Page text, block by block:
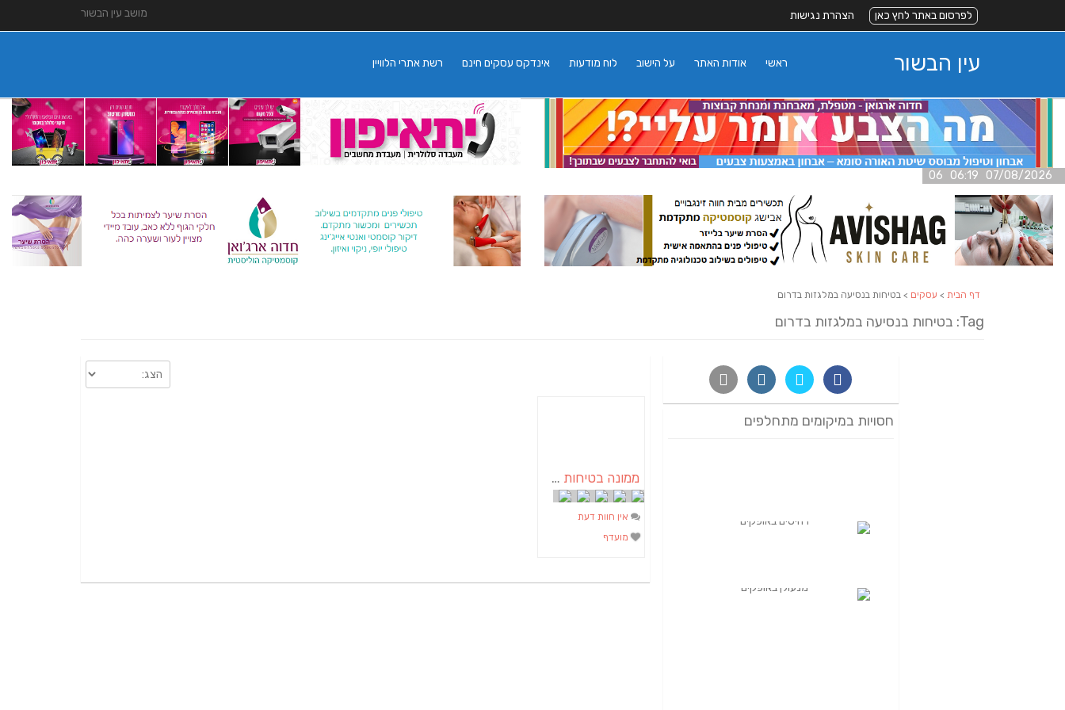
מושב עין הבשור לפרסום באתר לחץ כאן הצהרת נגישות
עין הבשור רשת אתרי הלוויין אינדקס עסקים חינם לוח מודעות על הישוב אודות האתר ראשי
07/08/2026 06:19 06
דף הבית > עסקים > בטיחות בנסיעה במלגזות בדרום
Tag: בטיחות בנסיעה במלגזות בדרום
ממונה בטיחות בדרום
אין חוות דעת
מועדף
חסויות במיקומים מתחלפים